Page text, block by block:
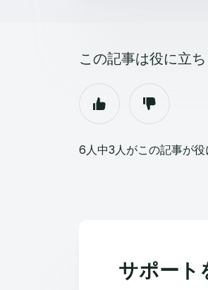
この記事は役に立
6人中3人がこの記事が
サポート